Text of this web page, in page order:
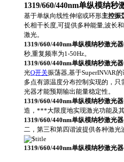
1319/660/440nm单纵模纳秒
基于单纵向线性伸缩或环形主控振
长相干长度,可提供多种能量,波长
激光。
1319/660/440nm单纵模纳秒激光器
秒,重复频率为1-50Hz。
1319/660/440nm单纵模纳秒激光
光Q开关振荡器,基于SuperINVAR
多点有源温度分布控制实现的，
光器才能预期输出能量稳定性。
1319/660/440nm单纵模纳秒激光器
造，***大限度地实现激光功能及
1319/660/440nm单纵模纳秒激光器
二，第三和第四谐波提供各种激光
1319/660/440nm单纵模纳秒激光器